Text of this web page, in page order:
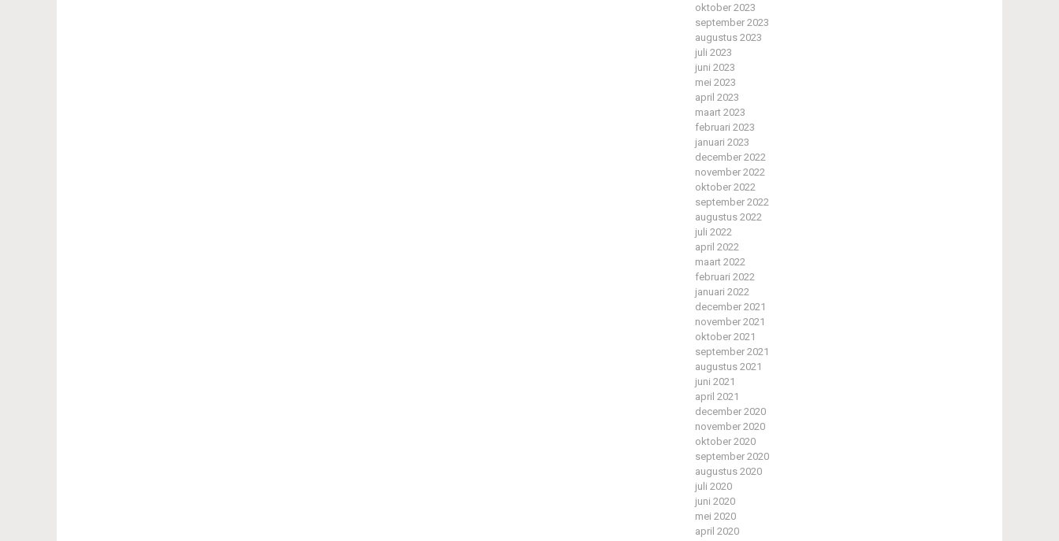
oktober 2023
september 2023
augustus 2023
juli 2023
juni 2023
mei 2023
april 2023
maart 2023
februari 2023
januari 2023
december 2022
november 2022
oktober 2022
september 2022
augustus 2022
juli 2022
april 2022
maart 2022
februari 2022
januari 2022
december 2021
november 2021
oktober 2021
september 2021
augustus 2021
juni 2021
april 2021
december 2020
november 2020
oktober 2020
september 2020
augustus 2020
juli 2020
juni 2020
mei 2020
april 2020